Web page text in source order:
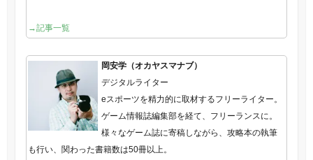
→記事一覧
岡安学（オカヤスマナブ）
デジタルライター
eスポーツを精力的に取材するフリーライター。
ゲーム情報誌編集部を経て、フリーランスに。
様々なゲーム誌に寄稿しながら、攻略本の執筆
も行い、関わった書籍数は50冊以上。